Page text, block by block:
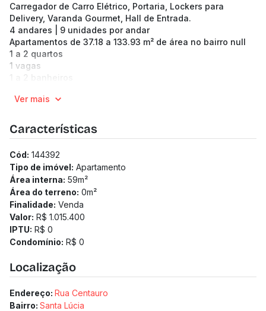
Carregador de Carro Elétrico, Portaria, Lockers para
Delivery, Varanda Gourmet, Hall de Entrada.
4 andares | 9 unidades por andar
Apartamentos de 37.18 a 133.93 m² de área no bairro null
1 a 2 quartos
1 vagas
1 a 2 banheiros
Medidor de água individualizado
Ver mais
Características
Cód: 144392
Tipo de imóvel: Apartamento
Área interna: 59m²
Área do terreno: 0m²
Finalidade: Venda
Valor: R$ 1.015.400
IPTU: R$ 0
Condomínio: R$ 0
Localização
Endereço: Rua Centauro
Bairro: Santa Lúcia